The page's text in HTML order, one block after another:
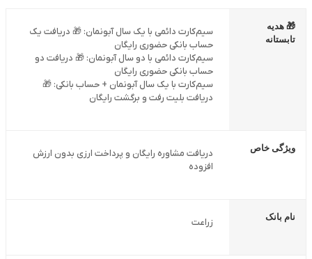
🎁 هدیه
تابستانه
سیم‌کارت دائمی با یک سال آبونمان: 🎁 دریافت یک
حساب بانکی حضوری رایگان
سیم‌کارت دائمی با دو سال آبونمان: 🎁 دریافت دو
حساب بانکی حضوری رایگان
سیم‌کارت با یک سال آبونمان + حساب بانکی: 🎁
دریافت بلیت رفت و برگشت رایگان
ویژگی خاص
دریافت مشاوره رایگان و پرداخت ارزی بدون ارزش
افزوده
نام بانک زراعت